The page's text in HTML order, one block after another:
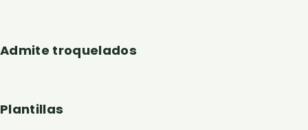
Admite troquelados
Plantillas